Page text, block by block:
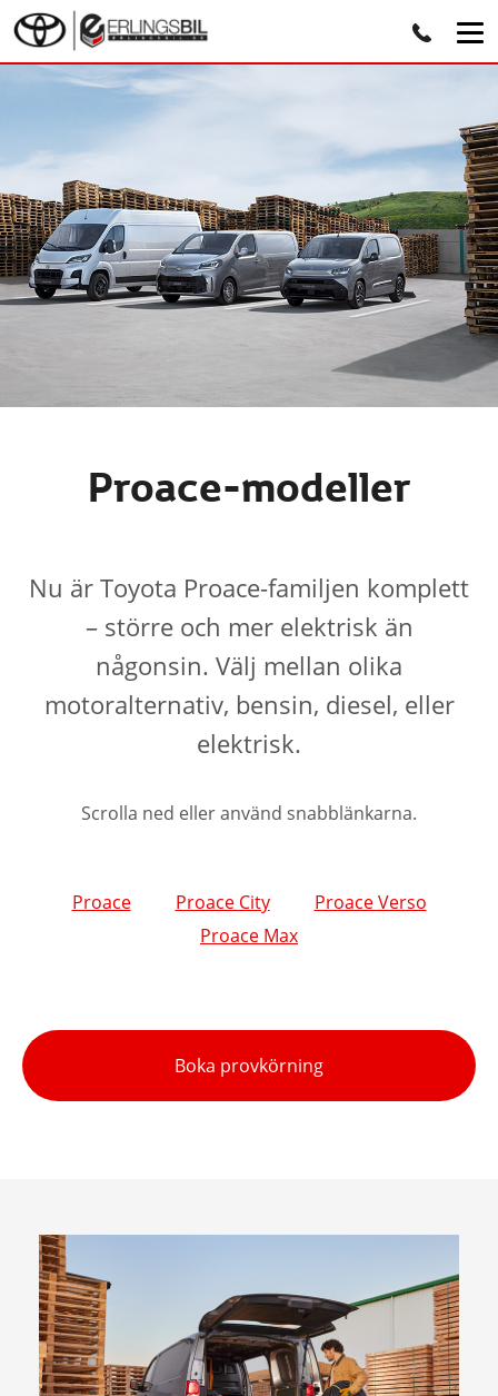
Proace-modeller
Nu är Toyota Proace-familjen komplett
– större och mer elektrisk än
någonsin. Välj mellan olika
motoralternativ, bensin, diesel, eller
elektrisk.
Scrolla ned eller använd snabblänkarna.
Proace Proace City
Proace Verso
Proace Max
Boka provkörning